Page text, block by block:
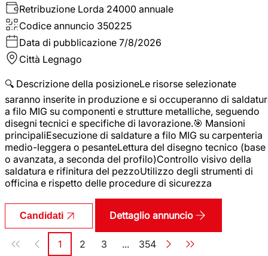
Retribuzione Lorda 24000 annuale
Codice annuncio 350225
Data di pubblicazione 7/8/2026
Città Legnago
🔍 Descrizione della posizioneLe risorse selezionate
saranno inserite in produzione e si occuperanno di
a filo MIG su componenti e strutture metalliche, seguendo
disegni tecnici e specifiche di lavorazione.🎯 Mansioni
principaliEsecuzione di saldature a filo MIG su carpenteria
medio-leggera o pesanteLettura del disegno tecnico (base
o avanzata, a seconda del profilo)Controllo visivo della
saldatura e rifinitura del pezzoUtilizzo degli strumenti di
officina e rispetto delle procedure di sicurezza
Candidati Dettaglio annuncio
Paginazione
Pagina
1 Pagina
2 Pagina
3 ... Pagina
354